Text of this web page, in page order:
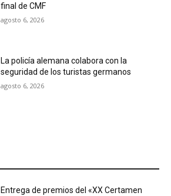
final de CMF
agosto 6, 2026
La policía alemana colabora con la
seguridad de los turistas germanos
agosto 6, 2026
Entrega de premios del «XX Certamen